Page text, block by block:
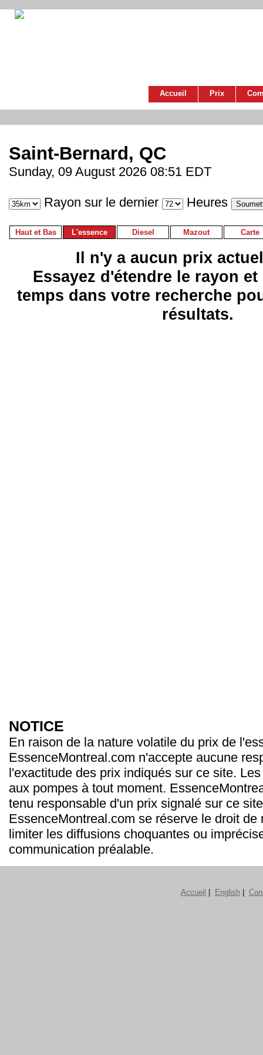
Accueil Prix
Saint-Bernard, QC
Sunday, 09 August 2026 08:51 EDT
Rayon sur le dernier Heures
Haut et Bas L'essence Diesel Mazout Carte
Il n'y a aucun prix
Essayez d'étendre le rayon
temps dans votre recherche
résultats.
NOTICE
En raison de la nature volatile du prix de
EssenceMontreal.com n'accepte aucune
l'exactitude des prix indiqués sur ce site.
aux pompes à tout moment.
tenu responsable d'un prix signalé sur ce
EssenceMontreal.com se réserve le droit de
limiter les diffusions choquantes ou
communication préalable.
Accueil English|